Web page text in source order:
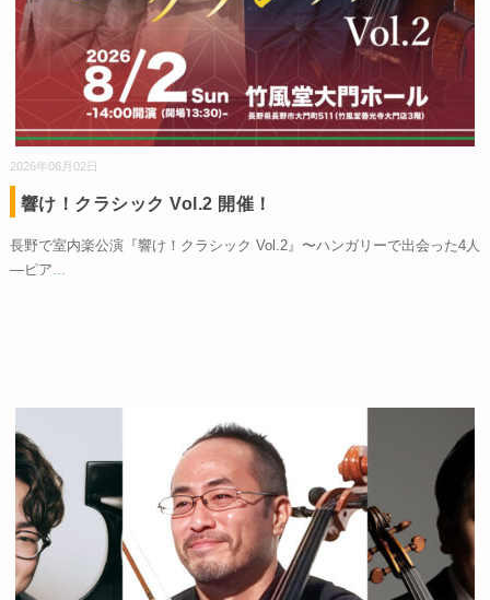
2026年06月02日
響け！クラシック Vol.2 開催！
長野で室内楽公演『響け！クラシック Vol.2』〜ハンガリーで出会った4人
—ピア...